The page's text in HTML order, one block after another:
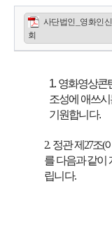
사단법인_영화인
회
1. 영화영상콘
조성에 애쓰
기원합니다.
2. 정관 제 27조(
를 다음과 같이
립니다.